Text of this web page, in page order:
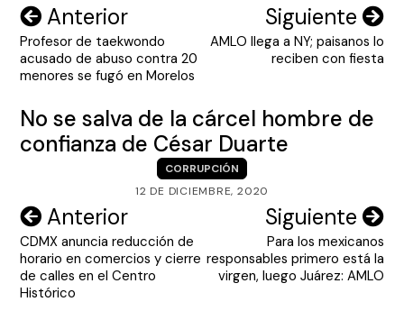
Navegación
de
entradas
Anterior
Profesor de taekwondo
acusado de abuso contra 20
menores se fugó en Morelos
Siguiente
AMLO llega a NY; paisanos lo
reciben con fiesta
No se salva de la cárcel hombre de
confianza de César Duarte
CORRUPCIÓN
12 DE DICIEMBRE, 2020
Navegación
de
entradas
Anterior
CDMX anuncia reducción de
horario en comercios y cierre
de calles en el Centro
Histórico
Siguiente
Para los mexicanos
responsables primero está la
virgen, luego Juárez: AMLO